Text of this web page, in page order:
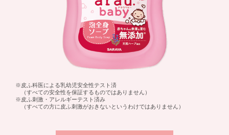
※皮ふ科医による乳幼児安全性テスト済
（すべての安全性を保証するものではありません）
※皮ふ刺激・アレルギーテスト済み
（すべての方に皮ふ刺激がおきないというわけではありません）